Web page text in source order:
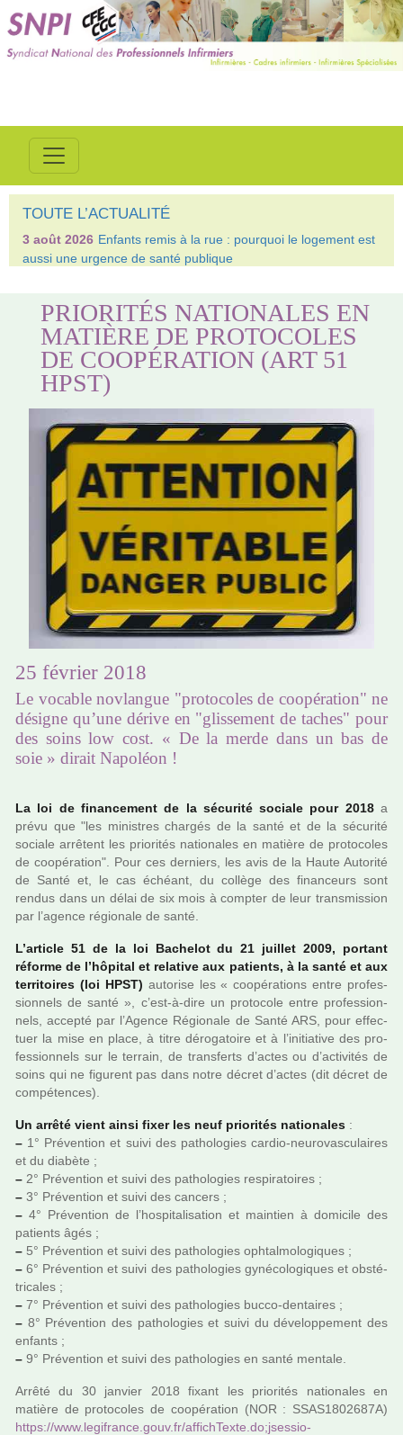
TOUTE L’ACTUALITÉ
3 août 2026 Enfants remis à la rue : pourquoi le logement est
aussi une urgence de santé publique
PRIORITÉS NATIONALES EN
MATIÈRE DE PROTOCOLES
DE COOPÉRATION (ART 51
HPST)
25 février 2018
Le vocable novlangue "protocoles de coopération" ne
désigne qu’une dérive en "glissement de taches" pour
des soins low cost. « De la merde dans un bas de
soie » dirait Napoléon !
La loi de finan­ce­ment de la sécu­rité sociale pour 2018a
prévu que "les minis­tres char­gés de la santé et de la sécu­rité
sociale arrê­tent les prio­ri­tés natio­na­les en matière de pro­to­co­les
de coo­pé­ra­tion". Pour ces der­niers, les avis de la Haute Autorité
de Santé et, le cas échéant, du col­lège des finan­ceurs sont
rendus dans un délai de six mois à comp­ter de leur trans­mis­sion
par l’agence régio­nale de santé.
L’arti­cle 51 de la loi Bachelot du 21 juillet 2009, por­tant
réforme de l’hôpi­tal et rela­tive aux patients, à la santé et aux
ter­ri­toi­res (loi HPST) auto­rise les « coo­pé­ra­tions entre pro­fes­
sion­nels de santé », c’est-à-dire un pro­to­cole entre pro­fes­sion­
nels, accepté par l’Agence Régionale de Santé ARS, pour effec­
tuer la mise en place, à titre déro­ga­toire et à l’ini­tia­tive des pro­
fes­sion­nels sur le ter­rain, de trans­ferts d’actes ou d’acti­vi­tés de
soins qui ne figu­rent pas dans notre décret d’actes (dit décret de
com­pé­ten­ces).
Un arrêté vient ainsi fixer les neuf prio­ri­tés natio­na­les :
– 1° Prévention et suivi des patho­lo­gies cardio-neu­ro­vas­cu­lai­res
et du dia­bète ;
– 2° Prévention et suivi des patho­lo­gies res­pi­ra­toi­res ;
– 3° Prévention et suivi des can­cers ;
– 4° Prévention de l’hos­pi­ta­li­sa­tion et main­tien à domi­cile des
patients âgés ;
– 5° Prévention et suivi des patho­lo­gies oph­tal­mo­lo­gi­ques ;
– 6° Prévention et suivi des patho­lo­gies gyné­co­lo­gi­ques et obs­té­
tri­ca­les ;
– 7° Prévention et suivi des patho­lo­gies bucco-den­tai­res ;
– 8° Prévention des patho­lo­gies et suivi du déve­lop­pe­ment des
enfants ;
– 9° Prévention et suivi des patho­lo­gies en santé men­tale.
Arrêté du 30 jan­vier 2018 fixant les prio­ri­tés natio­na­les en
matière de pro­to­co­les de coo­pé­ra­tion (NOR : SSAS1802687A)
https://www.legi­france.gouv.fr/affich­Texte.do;jses­sio­